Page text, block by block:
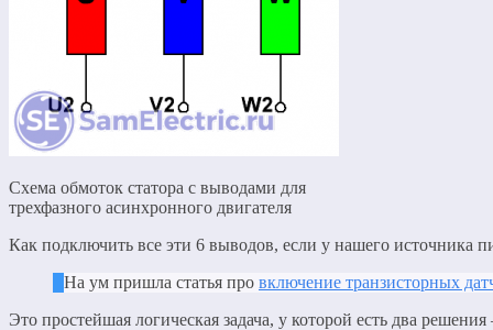
Схема обмоток статора с выводами для
трехфазного асинхронного двигателя
Как подключить все эти 6 выводов, если у нашего источника
На ум пришла статья про включение транзисторных
Это простейшая логическая задача, у которой есть два